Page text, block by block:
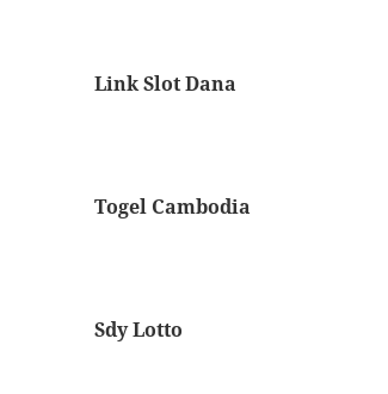
Link Slot Dana
Togel Cambodia
Sdy Lotto